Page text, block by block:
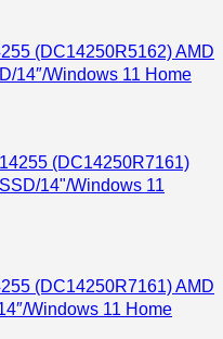
(DC14250R5162) AMD
14″/Windows 11 Home
(DC14250R7161) AMD
Windows 11 Home